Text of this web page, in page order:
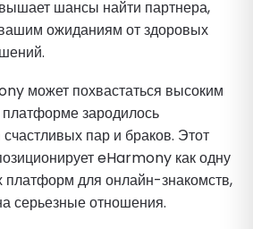
шансы найти партнера,
ожиданиям от здоровых
может похвастаться высоким
зародилось
пар и браков. Этот
eHarmony как одну
для онлайн-знакомств,
серьезные отношения.